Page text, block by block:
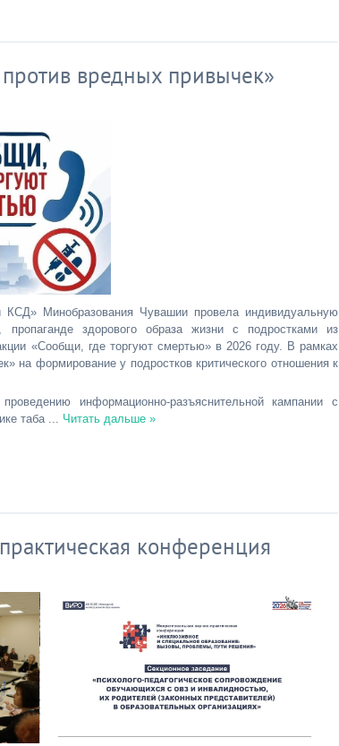
вредных привычек»
Минобразования Чувашии провела индивидуальную
здорового образа жизни с подростками из
«Сообщи, где торгуют смертью» в 2026 году. В рамках
на формирование у подростков критического отношения к
информационно-разъяснительной кампании с
таба
Читать дальше »
конференция